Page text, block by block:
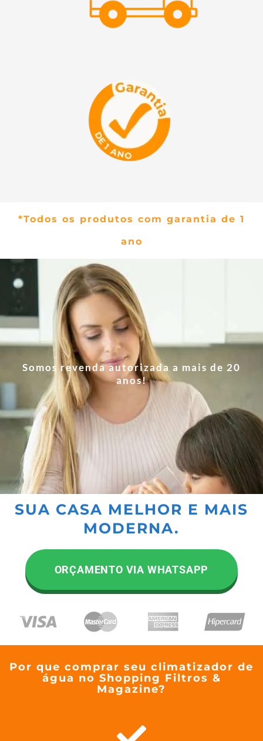
*Todos os produtos com garantia de 1
ano
Somos revenda autorizada a mais de 20
anos!
SUA CASA MELHOR E MAIS
MODERNA.
ORÇAMENTO VIA WHATSAPP
Por que comprar seu climatizador de
água no Shopping Filtros &
Magazine?